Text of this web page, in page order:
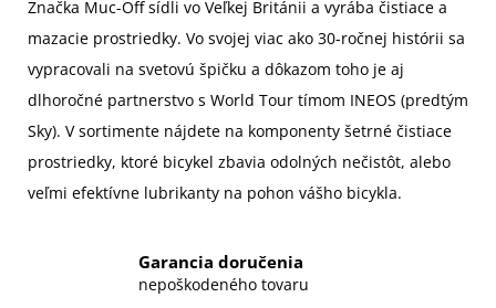
Značka Muc-Off sídli vo Veľkej Británii a vyrába čistiace a
mazacie prostriedky. Vo svojej viac ako 30-ročnej histórii sa
vypracovali na svetovú špičku a dôkazom toho je aj
dlhoročné partnerstvo s World Tour tímom INEOS (predtým
Sky). V sortimente nájdete na komponenty šetrné čistiace
prostriedky, ktoré bicykel zbavia odolných nečistôt, alebo
veľmi efektívne lubrikanty na pohon vášho bicykla.
Garancia doručenia
nepoškodeného tovaru